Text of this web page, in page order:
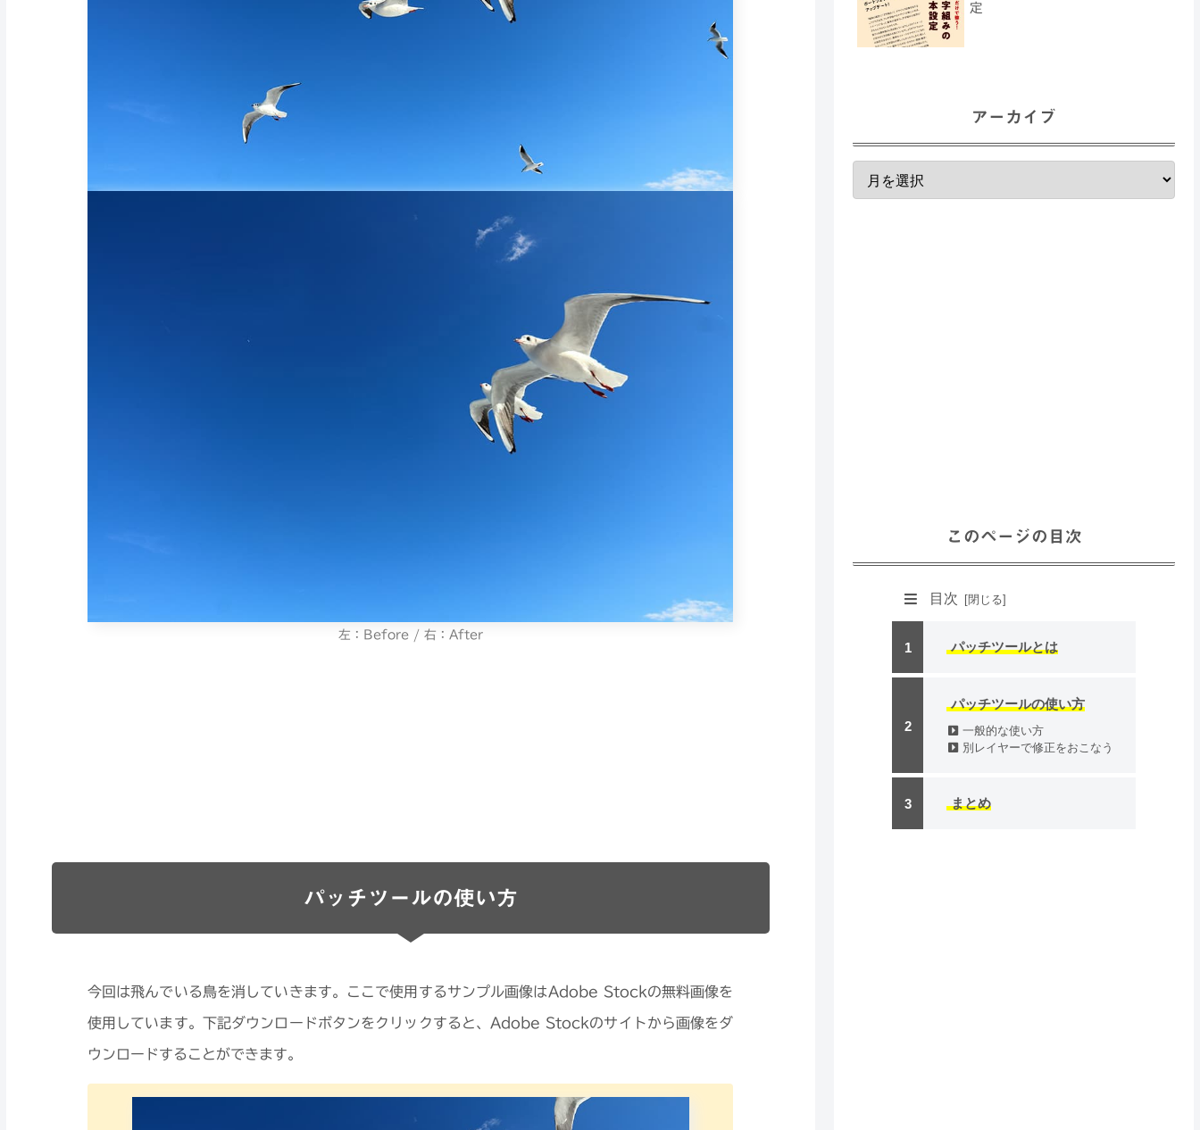
左：Before / 右：After
パッチツールの使い方
今回は飛んでいる鳥を消していきます。ここで使用するサンプル画像はAdobe Stockの無料画像を
使用しています。下記ダウンロードボタンをクリックすると、Adobe Stockのサイトから画像をダ
ウンロードすることができます。
定
アーカイブ
このページの目次
目次
パッチツールとは
パッチツールの使い方
一般的な使い方
別レイヤーで修正をおこなう
まとめ